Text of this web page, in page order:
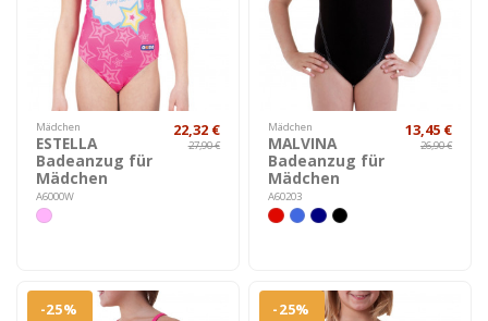
Mädchen
ESTELLA
Badeanzug für
Mädchen
A6000W
22,32 €
27,90 €
Mädchen
MALVINA
Badeanzug für
Mädchen
A60203
13,45 €
26,90 €
-25% -25%